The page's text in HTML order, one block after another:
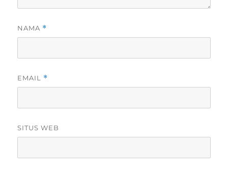
NAMA *
EMAIL *
SITUS WEB